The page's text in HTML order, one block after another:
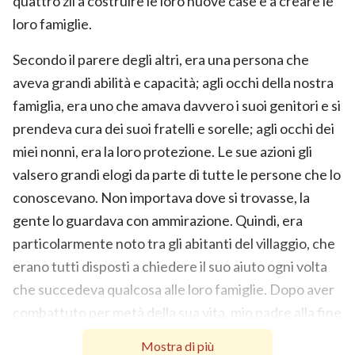
loro famiglie.
Secondo il parere degli altri, era una persona che
aveva grandi abilità e capacità; agli occhi della nostra
famiglia, era uno che amava davvero i suoi genitori e si
prendeva cura dei suoi fratelli e sorelle; agli occhi dei
miei nonni, era la loro protezione. Le sue azioni gli
valsero grandi elogi da parte di tutte le persone che lo
conoscevano. Non importava dove si trovasse, la
gente lo guardava con ammirazione. Quindi, era
particolarmente noto tra gli abitanti del villaggio, che
erano tutti disposti a chiedere il suo aiuto ogni volta
che succedeva qualcosa alle loro famiglie. Dopo aver
combattuto per metà della sua vita, mio padre alla fine
ha vissuto una bella vita, riuscendo a comprarsi
Mostra di più